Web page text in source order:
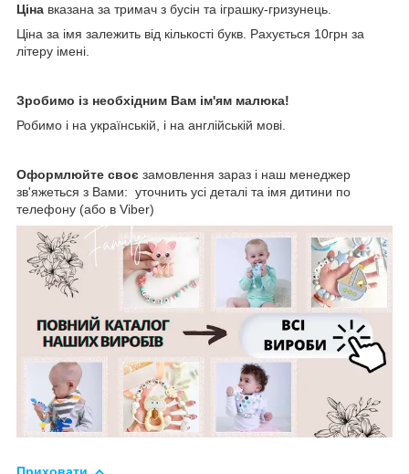
Ціна вказана за тримач з бусін та іграшку-гризунець.
Ціна за імя залежить від кількості букв. Рахується 10грн за
літеру імені.
Зробимо із необхідним Вам ім'ям малюка!
Робимо і на українській, і на англійській мові.
Оформлюйте своє замовлення зараз і наш менеджер
зв'яжеться з Вами: уточнить усі деталі та імя дитини по
телефону (або в Viber)
Приховати